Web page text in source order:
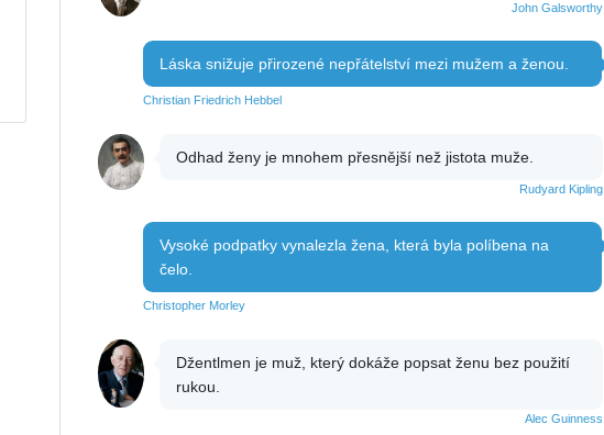
John Galsworthy
Láska snižuje přirozené nepřátelství mezi mužem a ženou.
Christian Friedrich Hebbel
Odhad ženy je mnohem přesnější než jistota muže.
Rudyard Kipling
Vysoké podpatky vynalezla žena, která byla políbena na
čelo.
Christopher Morley
Džentlmen je muž, který dokáže popsat ženu bez použití
rukou.
Alec Guinness